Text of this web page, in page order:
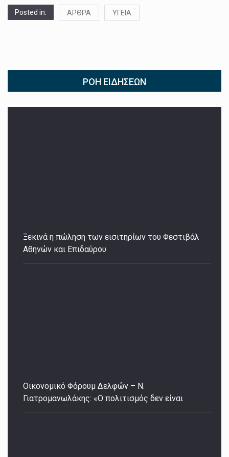
Posted in: ΑΡΘΡΑ ΥΓΕΙΑ
ΡΟΉ ΕΙΔΉΣΕΩΝ
Ξεκινά η πώληση των εισιτηρίων του Φεστιβάλ
Αθηνών και Επιδαύρου
Οικονομικό Φόρουμ Δελφών – Ν.
Γιατρομανωλάκης: «Ο πολιτισμός δεν είναι